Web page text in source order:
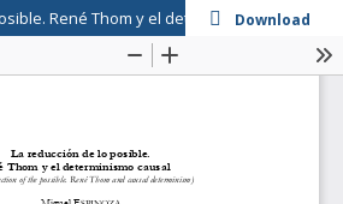
René Thom y el determinismo causal
Download